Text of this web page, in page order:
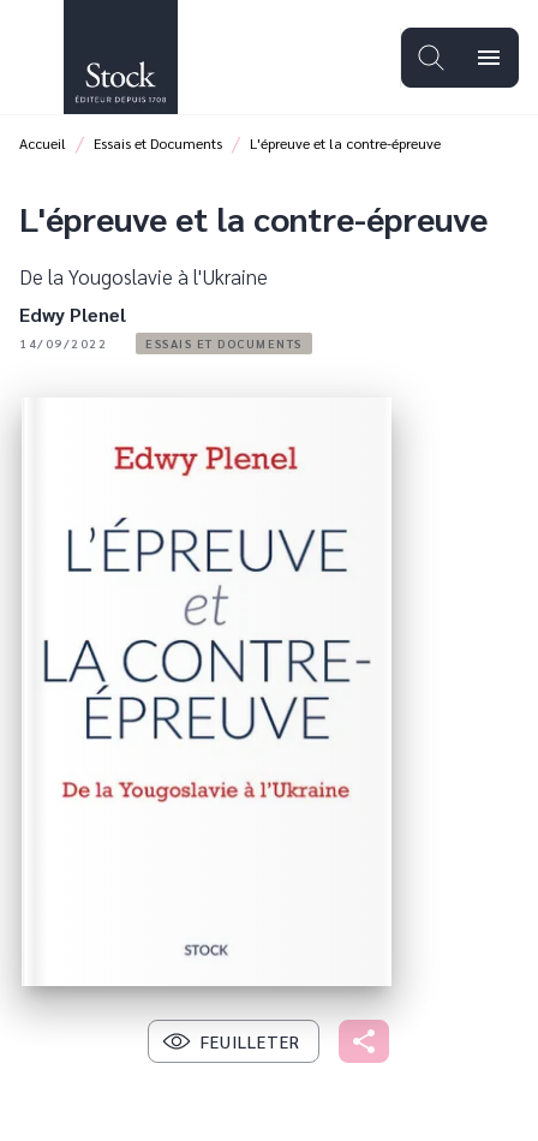
PIED DE PAGE
menu
Accueil / Essais et Documents / L'épreuve et la contre-épreuve
L'épreuve et la contre-épreuve
De la Yougoslavie à l'Ukraine
Edwy Plenel
14/09/2022 ESSAIS ET DOCUMENTS
FEUILLETER